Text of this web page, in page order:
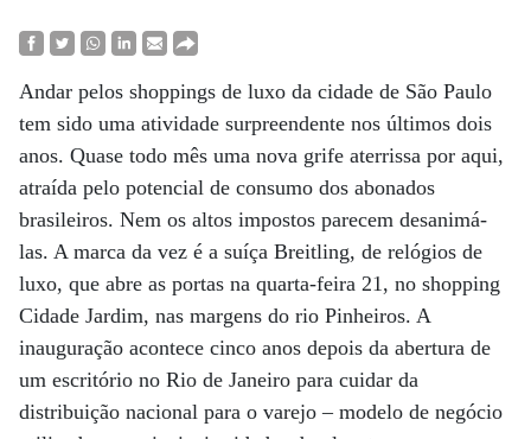
Andar pelos shoppings de luxo da cidade de São Paulo
tem sido uma atividade surpreendente nos últimos dois
anos. Quase todo mês uma nova grife aterrissa por aqui,
atraída pelo potencial de consumo dos abonados
brasileiros. Nem os altos impostos parecem desanimá-
las. A marca da vez é a suíça Breitling, de relógios de
luxo, que abre as portas na quarta-feira 21, no shopping
Cidade Jardim, nas margens do rio Pinheiros. A
inauguração acontece cinco anos depois da abertura de
um escritório no Rio de Janeiro para cuidar da
distribuição nacional para o varejo – modelo de negócio